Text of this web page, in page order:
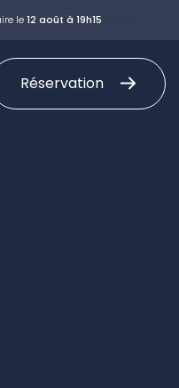
le12 août à 19h15
Réservation